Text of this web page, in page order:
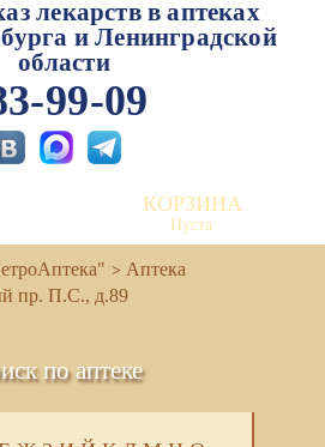
лекарств в аптеках
и Ленинградской
области
99-09
КОРЗИНА
Пуста
Аптека
пр. П.С., д.89
по аптеке